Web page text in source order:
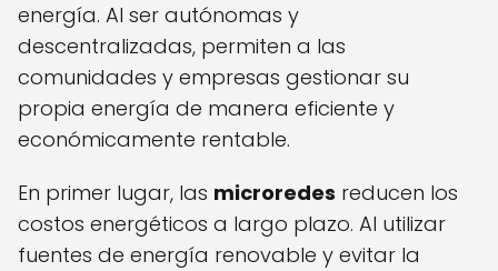
energía. Al ser autónomas y
descentralizadas, permiten a las
comunidades y empresas gestionar su
propia energía de manera eficiente y
económicamente rentable.
En primer lugar, las microredes reducen los
costos energéticos a largo plazo. Al utilizar
fuentes de energía renovable y evitar la